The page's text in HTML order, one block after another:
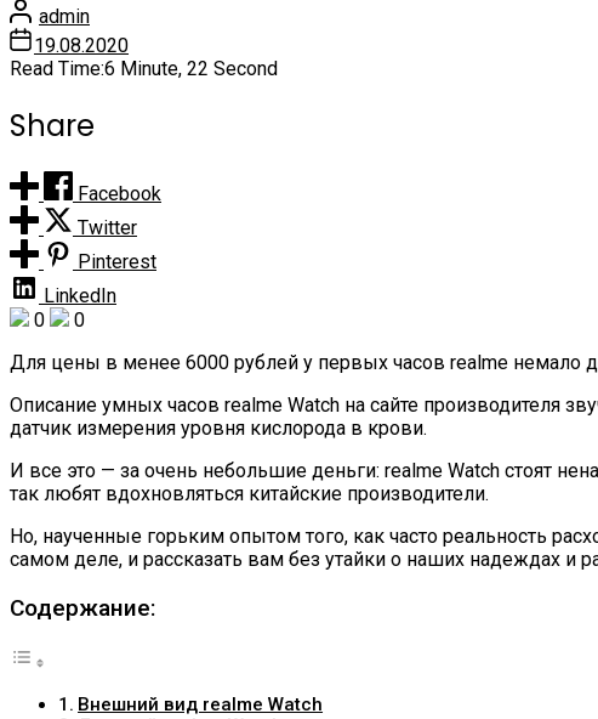
admin
19.08.2020
Read Time:6 Minute, 22 Second
Share
Facebook
Twitter
Pinterest
LinkedIn
0
0
Для цены в менее 6000 рублей у первых часов realme немало
Описание умных часов realme Watch на сайте производителя
датчик измерения уровня кислорода в крови.
И все это — за очень небольшие деньги: realme Watch стоят
так любят вдохновляться китайские производители.
Но, наученные горьким опытом того, как часто реальность
самом деле, и рассказать вам без утайки о наших надеждах и
Содержание:
Внешний вид realme Watch